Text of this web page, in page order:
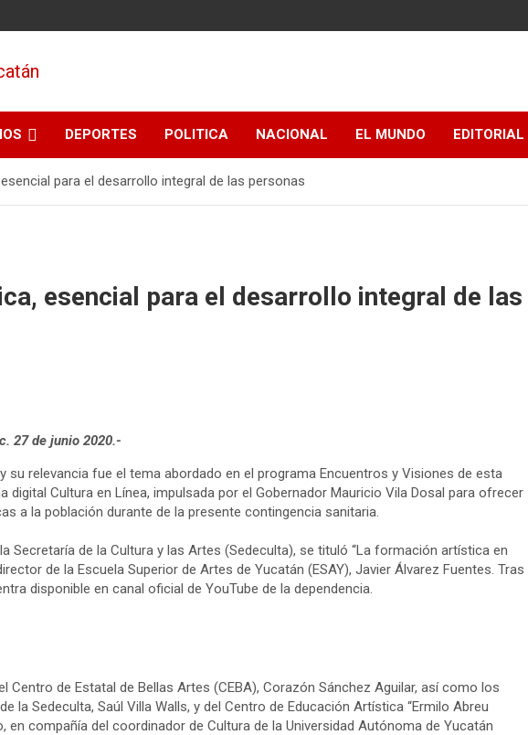
Gráfico
DEPORTES POLITICA NACIONAL EL MUNDO EDITORIAL
para el desarrollo integral de las personas
esencial para el desarrollo integral de las
27 de junio 2020.-
su relevancia fue el tema abordado en el programa Encuentros y Visiones de esta
digital Cultura en Línea, impulsada por el Gobernador Mauricio Vila Dosal para ofrecer
a la población durante de la presente contingencia sanitaria.
Secretaría de la Cultura y las Artes (Sedeculta), se tituló “La formación artística en
de la Escuela Superior de Artes de Yucatán (ESAY), Javier Álvarez Fuentes. Tras
disponible en canal oficial de YouTube de la dependencia.
Centro de Estatal de Bellas Artes (CEBA), Corazón Sánchez Aguilar, así como los
la Sedeculta, Saúl Villa Walls, y del Centro de Educación Artística “Ermilo Abreu
en compañía del coordinador de Cultura de la Universidad Autónoma de Yucatán